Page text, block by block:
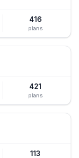
416
plans
421
plans
113